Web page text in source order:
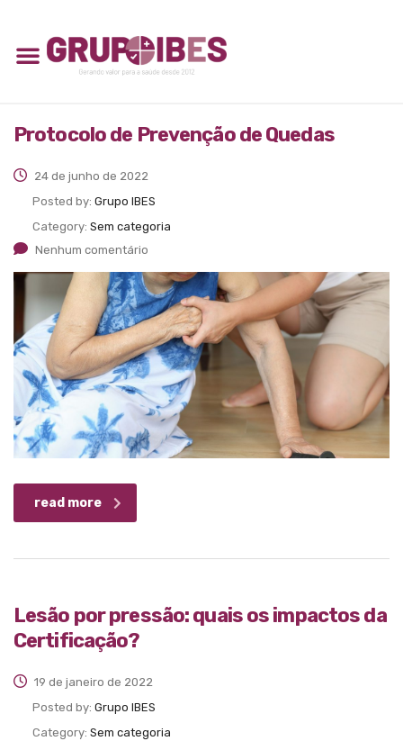
Protocolo de Prevenção de Quedas
24 de junho de 2022
Posted by: Grupo IBES
Category: Sem categoria
Nenhum comentário
read more
Lesão por pressão: quais os impactos da
Certificação?
19 de janeiro de 2022
Posted by: Grupo IBES
Category: Sem categoria